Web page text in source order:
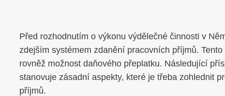
Před rozhodnutím o výkonu výdělečné činnosti v
zdejším systémem zdanění pracovních příjmů.
rovněž možnost daňového přeplatku. Následující
stanovuje zásadní aspekty, které je třeba zohlednit
příjmů.